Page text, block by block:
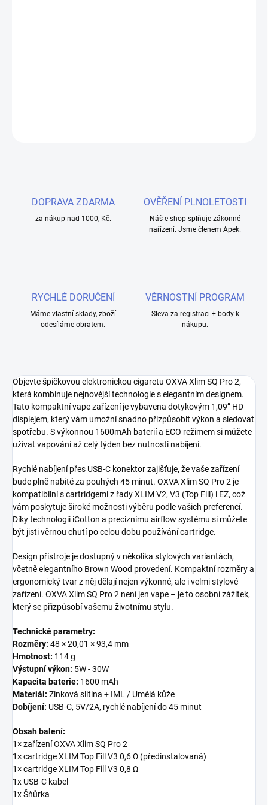
DOPRAVA ZDARMA
za nákup nad 1000,-Kč.
OVĚŘENÍ PLNOLETOSTI
Náš e-shop splňuje zákonné
nařízení. Jsme členem Apek.
RYCHLÉ DORUČENÍ
Máme vlastní sklady, zboží
odesíláme obratem.
VĚRNOSTNÍ PROGRAM
Sleva za registraci + body k
nákupu.
Objevte špičkovou elektronickou cigaretu OXVA Xlim SQ Pro 2,
která kombinuje nejnovější technologie s elegantním designem.
Tato kompaktní vape zařízení je vybavena dotykovým 1,09” HD
displejem, který vám umožní snadno přizpůsobit výkon a sledovat
spotřebu. S výkonnou 1600mAh baterií a ECO režimem si můžete
užívat vapování až celý týden bez nutnosti nabíjení.
Rychlé nabíjení přes USB-C konektor zajišťuje, že vaše zařízení
bude plně nabité za pouhých 45 minut. OXVA Xlim SQ Pro 2 je
kompatibilní s cartridgemi z řady XLIM V2, V3 (Top Fill) i EZ, což
vám poskytuje široké možnosti výběru podle vašich preferencí.
Díky technologii iCotton a preciznímu airflow systému si můžete
být jisti věrnou chutí po celou dobu používání cartridge.
Design přístroje je dostupný v několika stylových variantách,
včetně elegantního Brown Wood provedení. Kompaktní rozměry a
ergonomický tvar z něj dělají nejen výkonné, ale i velmi stylové
zařízení. OXVA Xlim SQ Pro 2 není jen vape – je to osobní zážitek,
který se přizpůsobí vašemu životnímu stylu.
Technické parametry:
Rozměry: 48 × 20,01 × 93,4 mm
Hmotnost: 114 g
Výstupní výkon: 5W - 30W
Kapacita baterie: 1600 mAh
Materiál: Zinková slitina + IML / Umělá kůže
Dobíjení: USB-C, 5V/2A, rychlé nabíjení do 45 minut
Obsah balení:
1× zařízení OXVA Xlim SQ Pro 2
1× cartridge XLIM Top Fill V3 0,6 Ω (předinstalovaná)
1× cartridge XLIM Top Fill V3 0,8 Ω
1x USB-C kabel
1x Šňůrka